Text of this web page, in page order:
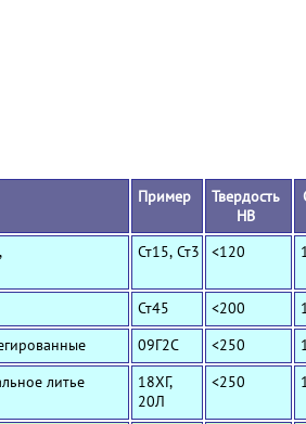
Пример
Твердость
HB
Ст15, Ст3 <120
Ст45 <200
09Г2С <250
литье
18ХГ,
20Л
<250